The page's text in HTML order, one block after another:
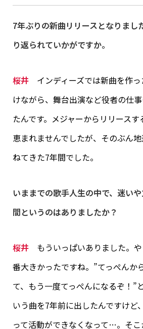
7年ぶりの新曲リリースとなりまし
り返られていかがですか。
桜井インディーズでは新曲を作っ
けながら、舞台出演など役者の仕
たんです。メジャーからリリース
恵まれませんでしたが、そのぶん
ねてきた7年間でした。
いままでの歌手人生の中で、迷い
間というのはありましたか？‎
桜井もういっぱいありました。や
番大きかったですね。”てっぺんか
て、もう一度てっぺんになるぞ！”
いう曲を7年前に出したんですけど
って活動ができなくなって…。そ